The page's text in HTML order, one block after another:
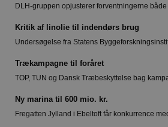
DLH-gruppen opjusterer forventningerne
Kritik af linolie til indendørs brug
Undersøgelse fra Statens
Trækampagne til foråret
TOP, TUN og Dansk Træbeskyttelse bag
Ny marina til 600 mio. kr.
Fregatten Jylland i Ebeltoft får konkurrence